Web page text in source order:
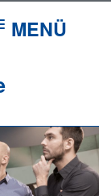
MENÜ